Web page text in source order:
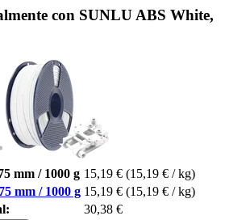
con SUNLU ABS White,
mm / 1000 g 15,19 € (15,19 € / kg)
mm / 1000 g 15,19 € (15,19 € / kg)
30,38 €